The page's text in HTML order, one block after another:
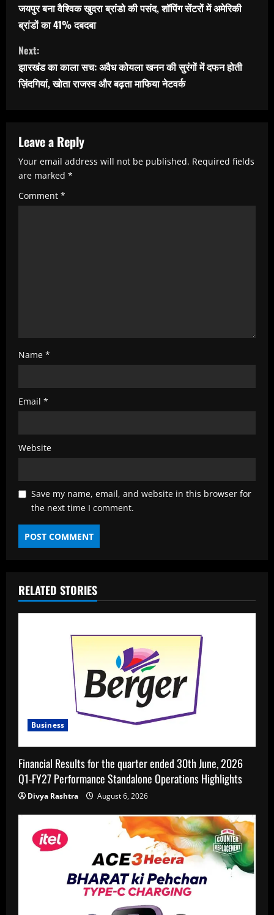
n
t
i
n
R
e
a
d
जयपुर बना वैश्विक खुदरा ब्रांडो की पसंद, शॉपिंग सेंटरों में अमेरिकी
ब्रांडों का 41% दबदबा
Next:
झारखंड का काला सच: अवैध कोयला खनन की सुरंगों में दफन होती
ज़िंदगियां, खोता राजस्व और बढ़ता माफिया नेटवर्क
Leave a Reply
Your email address will not be published. Required fields
are marked *
Comment *
Name *
Email *
Website
Save my name, email, and website in this browser for
the next time I comment.
RELATED STORIES
Business
Financial Results for the quarter ended 30th June, 2026
Q1-FY27 Performance Standalone Operations Highlights
Divya Rashtra August 6, 2026